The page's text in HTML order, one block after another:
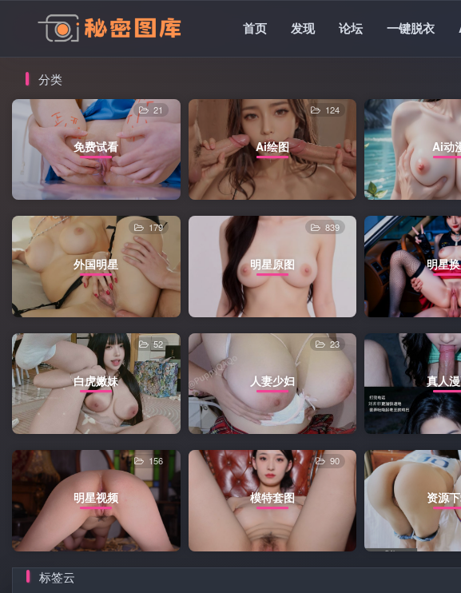
首页 发现 论坛 一键脱衣
分类
免费试看
21
Ai绘图
124
Ai动
外国明星
179
明星原图
839
明星
白虎嫩妹
52
人妻少妇
23
真人
明星视频
156
模特套图
90
资源
标签云